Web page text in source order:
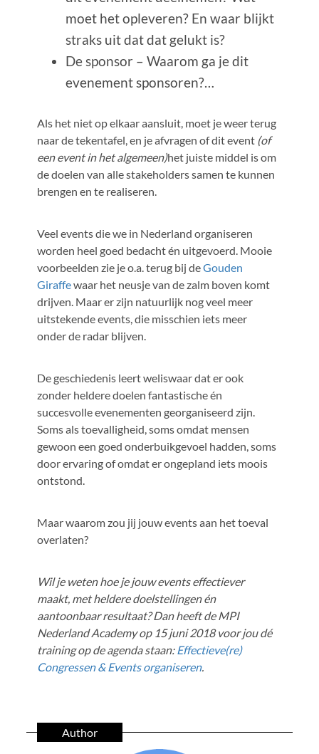
moet het opleveren? En waar blijkt
straks uit dat dat gelukt is?
De sponsor – Waarom ga je dit
evenement sponsoren?…
Als het niet op elkaar aansluit, moet je weer terug
naar de tekentafel, en je afvragen of dit event (of
een event in het algemeen)het juiste middel is om
de doelen van alle stakeholders samen te kunnen
brengen en te realiseren.
Veel events die we in Nederland organiseren
worden heel goed bedacht én uitgevoerd. Mooie
voorbeelden zie je o.a. terug bij deGouden
Giraffewaar het neusje van de zalm boven komt
drijven. Maar er zijn natuurlijk nog veel meer
uitstekende events, die misschien iets meer
onder de radar blijven.
De geschiedenis leert weliswaar dat er ook
zonder heldere doelen fantastische én
succesvolle evenementen georganiseerd zijn.
Soms als toevalligheid, soms omdat mensen
gewoon een goed onderbuikgevoel hadden, soms
door ervaring of omdat er ongepland iets moois
ontstond.
Maar waarom zou jij jouw events aan het toeval
overlaten?
Wil je weten hoe je jouw events effectiever
maakt, met heldere doelstellingen én
aantoonbaar resultaat? Dan heeft de MPI
Nederland Academy op 15 juni 2018 voor jou dé
training op de agenda staan:Effectieve(re)
Congressen & Events organiseren.
Author